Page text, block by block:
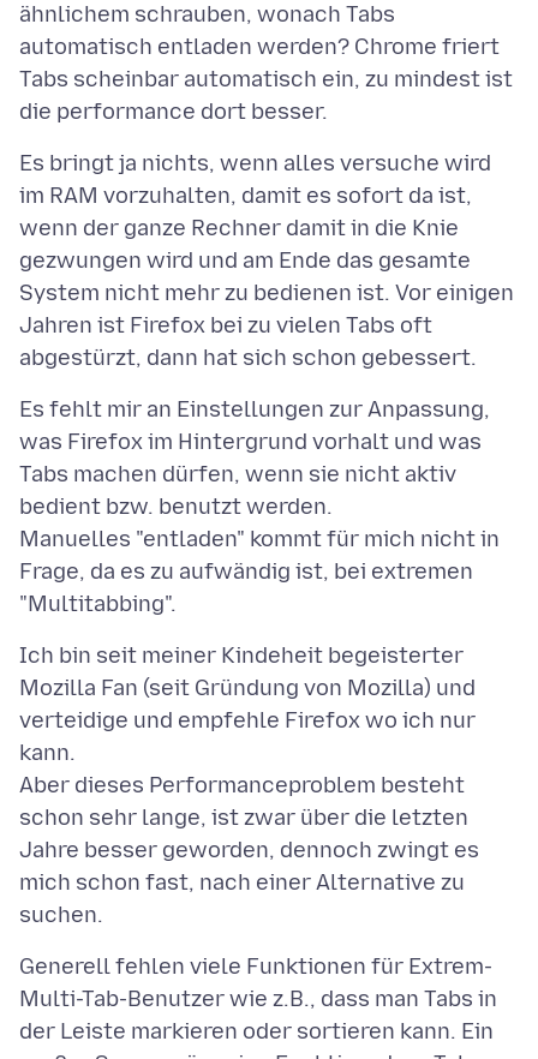
ähnlichem schrauben, wonach Tabs
automatisch entladen werden? Chrome friert
Tabs scheinbar automatisch ein, zu mindest ist
Es bringt ja nichts, wenn alles versuche wird
im RAM vorzuhalten, damit es sofort da ist,
wenn der ganze Rechner damit in die Knie
gezwungen wird und am Ende das gesamte
System nicht mehr zu bedienen ist. Vor einigen
Jahren ist Firefox bei zu vielen Tabs oft
Es fehlt mir an Einstellungen zur Anpassung,
was Firefox im Hintergrund vorhalt und was
Tabs machen dürfen, wenn sie nicht aktiv
bedient bzw. benutzt werden.
Manuelles "entladen" kommt für mich nicht in
Frage, da es zu aufwändig ist, bei extremen
Ich bin seit meiner Kindeheit begeisterter
Mozilla Fan (seit Gründung von Mozilla) und
verteidige und empfehle Firefox wo ich nur
kann.
Aber dieses Performanceproblem besteht
schon sehr lange, ist zwar über die letzten
Jahre besser geworden, dennoch zwingt es
mich schon fast, nach einer Alternative zu
Generell fehlen viele Funktionen für Extrem-
Multi-Tab-Benutzer wie z.B., dass man Tabs in
der Leiste markieren oder sortieren kann. Ein